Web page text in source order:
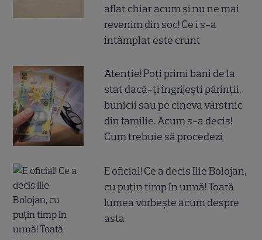
aflat chiar acum și nu ne mai
revenim din șoc! Ce i s-a
întâmplat este crunt
Atenție! Poți primi bani de la
stat dacă-ți îngrijești părinții,
bunicii sau pe cineva vârstnic
din familie. Acum s-a decis!
Cum trebuie să procedezi
E oficial! Ce a decis Ilie Bolojan,
cu puțin timp în urmă! Toată
lumea vorbește acum despre
asta